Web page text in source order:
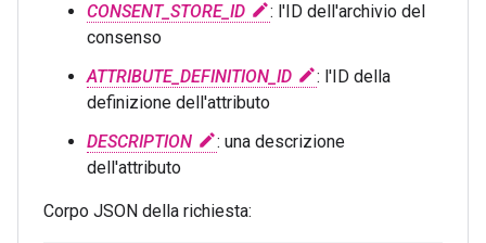
CONSENT_STORE_ID
: l'ID dell'archivio del
consenso
ATTRIBUTE_DEFINITION_ID
: l'ID della
definizione dell'attributo
DESCRIPTION
: una descrizione
dell'attributo
Corpo JSON della richiesta: